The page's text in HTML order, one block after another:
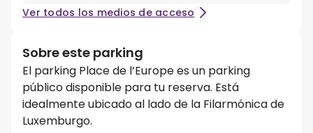
Ver todos los medios de acceso
Sobre este parking
El parking Place de l’Europe es un parking
público disponible para tu reserva. Está
idealmente ubicado al lado de la Filarmónica de
Luxemburgo.